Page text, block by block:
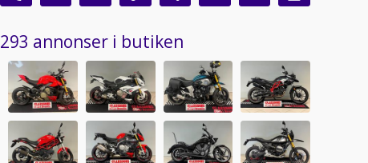
293 annonser i butiken